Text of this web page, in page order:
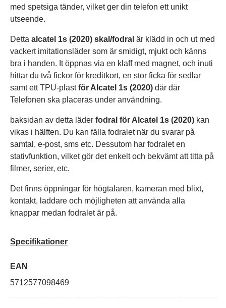
med spetsiga tänder, vilket ger din telefon ett unikt
utseende.
Detta alcatel 1s (2020) skal/fodral är klädd in och ut med
vackert imitationsläder som är smidigt, mjukt och känns
bra i handen. Itöppnas via en klaff med magnet, och inuti
hittar du två fickor för kreditkort, en stor ficka för sedlar
samt ett TPU-plastför Alcatel 1s (2020) där där
Telefonen ska placeras under användning.
baksidan av detta läder fodral för Alcatel 1s (2020) kan
vikas i hälften. Du kan fälla fodralet när du svarar på
samtal, e-post, sms etc. Dessutom har fodralet en
stativfunktion, vilket gör det enkelt och bekvämt att titta på
filmer, serier, etc.
Det finns öppningar för högtalaren, kameran med blixt,
kontakt, laddare och möjligheten att använda alla
knappar medan fodralet är på.
Specifikationer
EAN
5712577098469